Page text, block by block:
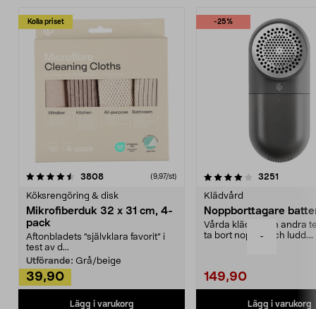
-
Kolla priset
3808recensioner (9,97/st)
Köksrengöring & disk
Mikrofiberduk 32 x 31 cm, 4-
pack
Aftonbladets "självklara favorit” i
test av d...
Utförande: Grå/beige
39,90
Lägg i varukorg
-25%
4.0av 5 stjärnor 3251
Klädvård
Noppborttagare
Vårda kläder och andra
ta bort noppor och ludd.
149,90
Lägg i varukorg
4.5av 5 stjärnor